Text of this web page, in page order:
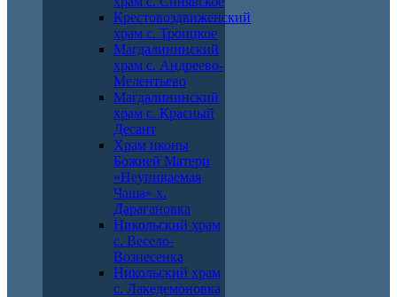
Крестовоздвиженский
храм с. Троицкое
Магдалининский
храм с. Андреево-
Мелентьево
Магдалининский
храм с. Красный
Десант
Храм иконы
Божией Матери
«Неупиваемая
Чаша» х.
Дарагановка
Никольский храм
с. Весело-
Вознесенка
Никольский храм
с. Лакедемоновка